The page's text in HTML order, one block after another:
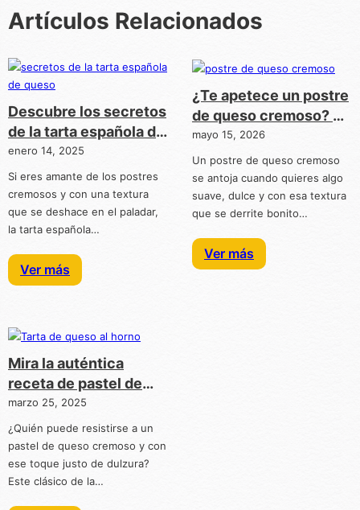
Artículos Relacionados
Descubre los secretos
de la tarta española de
queso
enero 14, 2025
Si eres amante de los postres
cremosos y con una textura
que se deshace en el paladar,
la tarta española…
Ver más
¿Te apetece un postre
de queso cremoso? A
nosotras también
mayo 15, 2026
Un postre de queso cremoso
se antoja cuando quieres algo
suave, dulce y con esa textura
que se derrite bonito…
Ver más
Mira la auténtica
receta de pastel de
queso: cremoso,
delicioso y fácil de
hacer
marzo 25, 2025
¿Quién puede resistirse a un
pastel de queso cremoso y con
ese toque justo de dulzura?
Este clásico de la…